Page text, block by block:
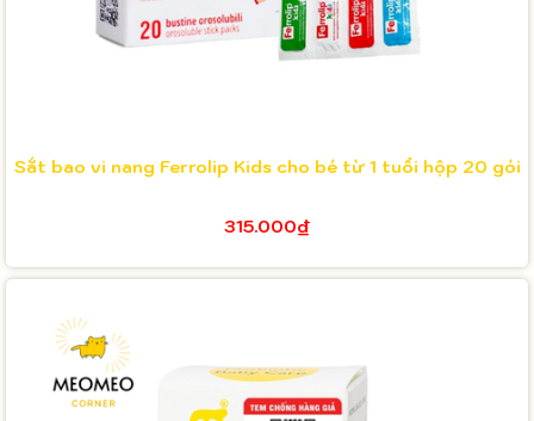
Sắt bao vi nang Ferrolip Kids cho bé từ 1 tuổi hộp 20 gói
315.000₫